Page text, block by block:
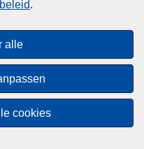
.
alle
cookies